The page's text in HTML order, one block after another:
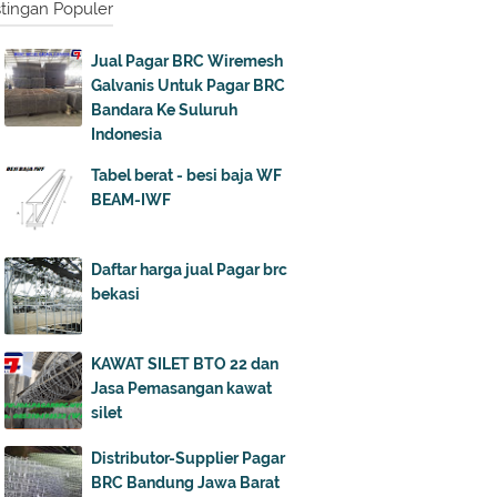
Populer
Jual Pagar BRC Wiremesh
Galvanis Untuk Pagar BRC
Bandara Ke Suluruh
Indonesia
Tabel berat - besi baja WF
BEAM-IWF
Daftar harga jual Pagar brc
bekasi
KAWAT SILET BTO 22 dan
Jasa Pemasangan kawat
silet
Distributor-Supplier Pagar
BRC Bandung Jawa Barat